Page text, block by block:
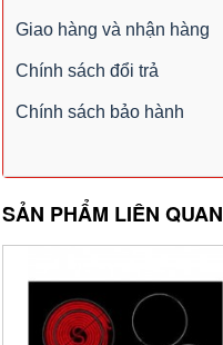
Giao hàng và nhận hàng
Chính sách đổi trả
Chính sách bảo hành
SẢN PHẨM LIÊN QUAN